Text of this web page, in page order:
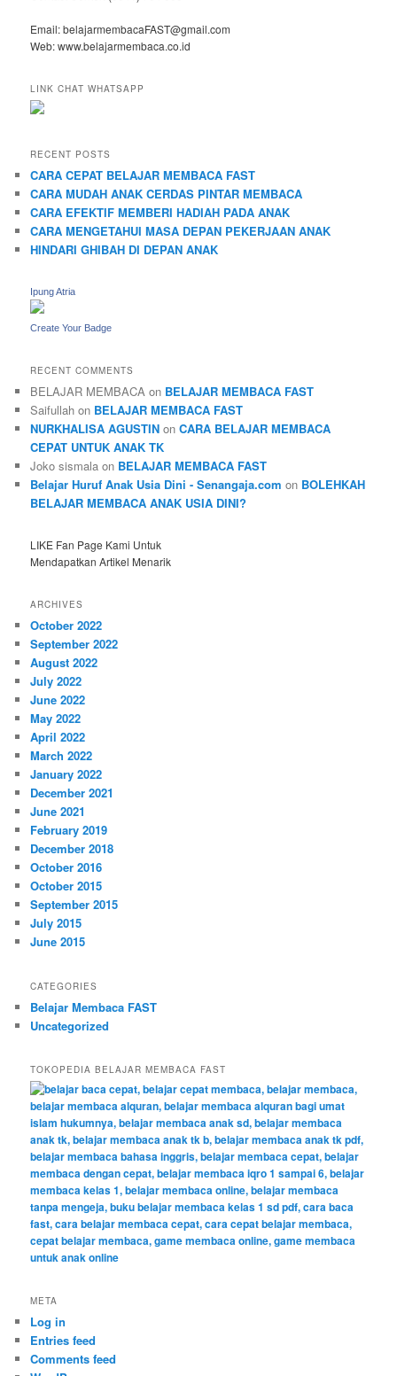
Email: belajarmembacaFAST@gmail.com
Web: www.belajarmembaca.co.id
LINK CHAT WHATSAPP
RECENT POSTS
CARA CEPAT BELAJAR MEMBACA FAST
CARA MUDAH ANAK CERDAS PINTAR MEMBACA
CARA EFEKTIF MEMBERI HADIAH PADA ANAK
CARA MENGETAHUI MASA DEPAN PEKERJAAN ANAK
HINDARI GHIBAH DI DEPAN ANAK
Ipung Atria
Create Your Badge
RECENT COMMENTS
BELAJAR MEMBACA on BELAJAR MEMBACA FAST
Saifullah on BELAJAR MEMBACA FAST
NURKHALISA AGUSTIN onCARA BELAJAR MEMBACA
CEPAT UNTUK ANAK TK
Joko sismala on BELAJAR MEMBACA FAST
Belajar Huruf Anak Usia Dini - Senangaja.com on BOLEHKAH
BELAJAR MEMBACA ANAK USIA DINI?
LIKE Fan Page Kami Untuk
Mendapatkan Artikel Menarik
ARCHIVES
October 2022
September 2022
August 2022
July 2022
June 2022
May 2022
April 2022
March 2022
January 2022
December 2021
June 2021
February 2019
December 2018
October 2016
October 2015
September 2015
July 2015
June 2015
CATEGORIES
Belajar Membaca FAST
Uncategorized
TOKOPEDIA BELAJAR MEMBACA FAST
META
Log in
Entries feed
Comments feed